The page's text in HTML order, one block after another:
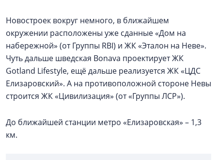
Новостроек вокруг немного, в ближайшем
окружении расположены уже сданные «Дом на
набережной» (от Группы RBI) и ЖК «Эталон на Неве».
Чуть дальше шведская Bonava проектирует ЖК
Gotland Lifestyle, ещё дальше реализуется ЖК «ЦДС
Елизаровский». А на противоположной стороне Невы
строится ЖК «Цивилизация» (от «Группы ЛСР»).
До ближайшей станции метро «Елизаровская» – 1,3
км.